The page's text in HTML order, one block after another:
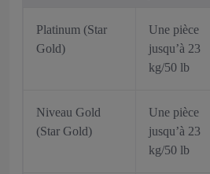
Platinum (Star
Gold)
Une pièce
jusqu’à 23
kg/50 lb
Niveau Gold
(Star Gold)
Une pièce
jusqu’à 23
kg/50 lb